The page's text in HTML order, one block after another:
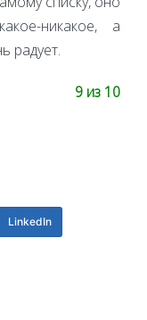
никакое, а
радует.
9 из 10
LinkedIn